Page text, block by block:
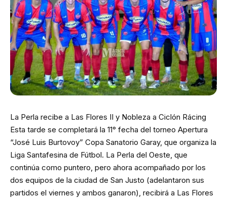
La Perla recibe a Las Flores II y Nobleza a Ciclón Rácing
Esta tarde se completará la 11° fecha del torneo Apertura
“José Luis Burtovoy” Copa Sanatorio Garay, que organiza la
Liga Santafesina de Fútbol. La Perla del Oeste, que
continúa como puntero, pero ahora acompañado por los
dos equipos de la ciudad de San Justo (adelantaron sus
partidos el viernes y ambos ganaron), recibirá a Las Flores